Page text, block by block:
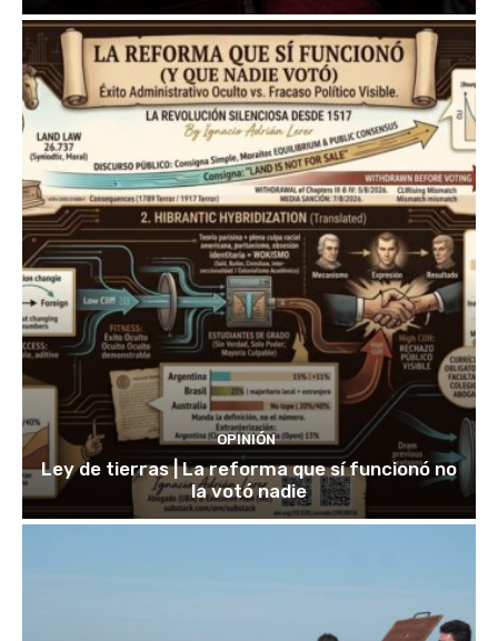
OPINIÓN
Ley de tierras | La reforma que sí funcionó no
la votó nadie